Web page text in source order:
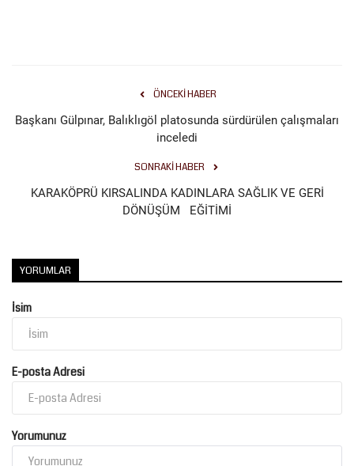
ÖNCEKI HABER
Başkanı Gülpınar, Balıklıgöl platosunda sürdürülen çalışmaları
inceledi
SONRAKI HABER
KARAKÖPRÜ KIRSALINDA KADINLARA SAĞLIK VE GERİ
DÖNÜŞÜM EĞİTİMİ
YORUMLAR
İsim
E-posta Adresi
Yorumunuz